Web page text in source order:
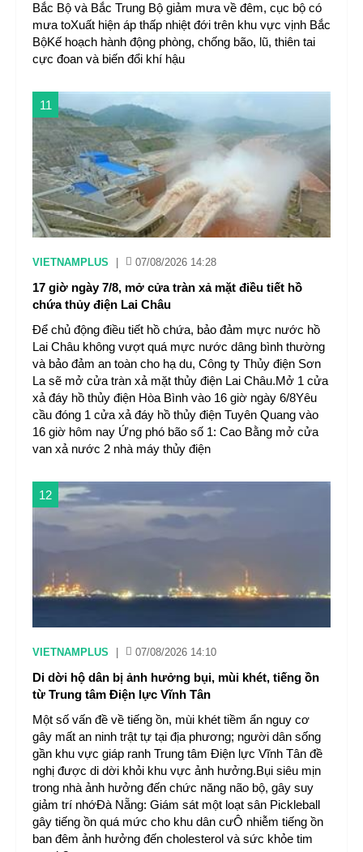
Bắc Bộ và Bắc Trung Bộ giảm mưa về đêm, cục bộ có
mưa toXuất hiện áp thấp nhiệt đới trên khu vực vịnh Bắc
BộKế hoạch hành động phòng, chống bão, lũ, thiên tai
cực đoan và biến đổi khí hậu
11
VIETNAMPLUS 07/08/2026 14:28
17 giờ ngày 7/8, mở cửa tràn xả mặt điều tiết hồ
chứa thủy điện Lai Châu
Để chủ động điều tiết hồ chứa, bảo đảm mực nước hồ
Lai Châu không vượt quá mực nước dâng bình thường
và bảo đảm an toàn cho hạ du, Công ty Thủy điện Sơn
La sẽ mở cửa tràn xả mặt thủy điện Lai Châu.Mở 1 cửa
xả đáy hồ thủy điện Hòa Bình vào 16 giờ ngày 6/8Yêu
cầu đóng 1 cửa xả đáy hồ thủy điện Tuyên Quang vào
16 giờ hôm nay Ứng phó bão số 1: Cao Bằng mở cửa
van xả nước 2 nhà máy thủy điện
12
VIETNAMPLUS 07/08/2026 14:10
Di dời hộ dân bị ảnh hưởng bụi, mùi khét, tiếng ồn
từ Trung tâm Điện lực Vĩnh Tân
Một số vấn đề về tiếng ồn, mùi khét tiềm ẩn nguy cơ
gây mất an ninh trật tự tại địa phương; người dân sống
gần khu vực giáp ranh Trung tâm Điện lực Vĩnh Tân đề
nghị được di dời khỏi khu vực ảnh hưởng.Bụi siêu mịn
trong nhà ảnh hưởng đến chức năng não bộ, gây suy
giảm trí nhớĐà Nẵng: Giám sát một loạt sân Pickleball
gây tiếng ồn quá mức cho khu dân cưÔ nhiễm tiếng ồn
ban đêm ảnh hưởng đến cholesterol và sức khỏe tim